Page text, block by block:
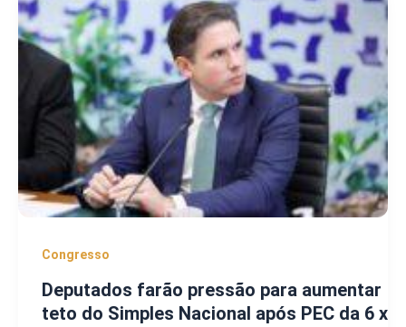
Congresso
Deputados farão pressão para aumentar
teto do Simples Nacional após PEC da 6 x